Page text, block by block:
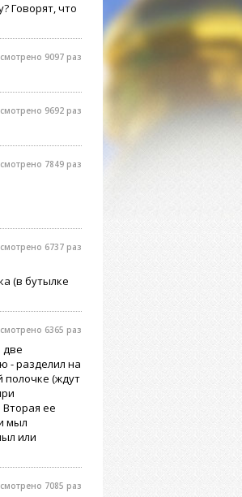
Говорят, что
9097 раз
9692 раз
7849 раз
6737 раз
(в бутылке
6365 раз
две
- разделил на
полочке (ждут
Вторая ее
мыл
или
7085 раз